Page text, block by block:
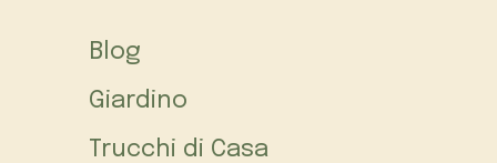
Blog
Giardino
Trucchi di Casa